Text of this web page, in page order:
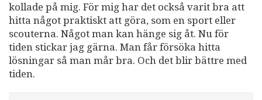
kollade på mig. För mig har det också varit bra att
hitta något praktiskt att göra, som en sport eller
scouterna. Något man kan hänge sig åt. Nu för
tiden stickar jag gärna. Man får försöka hitta
lösningar så man mår bra. Och det blir bättre med
tiden.